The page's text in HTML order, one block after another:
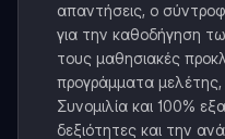
απαντήσεις, ο
για την καθοδήγηση
τους μαθησιακές
προγράμματα μελέτης,
Συνομιλία και 100%
δεξιότητες και την